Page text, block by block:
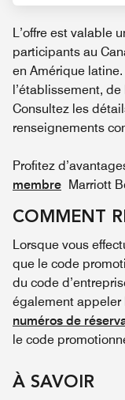
L’offre est valable
participants au
en Amérique latine.
l’établissement,
Consultez les
renseignements
Profitez
membre Marriott
COMMENT
Lorsque vous
que le code
du code
également appeler
numéros de
le code
À SAVOIR